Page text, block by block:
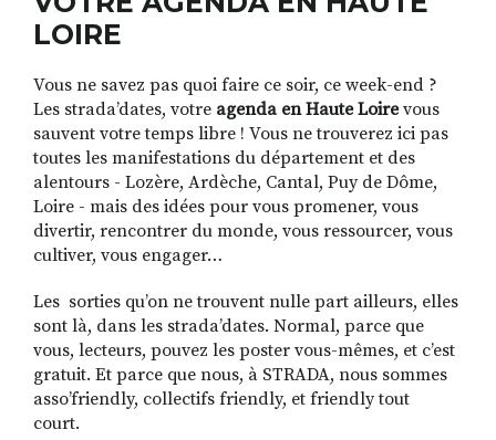
RECHERCHER
S'ABONNER
S'INSCRIRE À LA NEWSLETTER
FACEBOOKINSTAGRAM
LINKEDINYOUTUBE
LOIRE
Vous ne savez pas quoi faire ce soir, ce week-end ?
Les strada’dates, votre agenda en Haute Loirevous
sauvent votre temps libre ! Vous ne trouverez ici pas
toutes les manifestations du département et des
alentours - Lozère, Ardèche, Cantal, Puy de Dôme,
Loire - mais des idées pour vous promener, vous
divertir, rencontrer du monde, vous ressourcer, vous
cultiver, vous engager…
Les sorties qu’on ne trouvent nulle part ailleurs, elles
sont là, dans les strada’dates. Normal, parce que
vous, lecteurs, pouvez les poster vous-mêmes, et c’est
gratuit. Et parce que nous, à STRADA, nous sommes
asso’friendly, collectifs friendly, et friendly tout
court.